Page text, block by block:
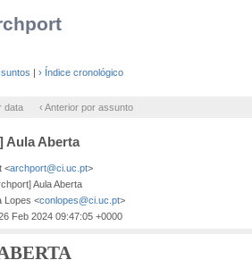
| › Índice cronológico
data ‹ Anterior por assunto
Aula Aberta
<archport@ci.uc.pt>
Aula Aberta
Lopes <conlopes@ci.uc.pt>
Feb 2024 09:47:05 +0000